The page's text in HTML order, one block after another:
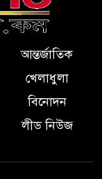
আন্তর্জাতিক
খেলাধুলা
বিনোদন
লীড নিউজ